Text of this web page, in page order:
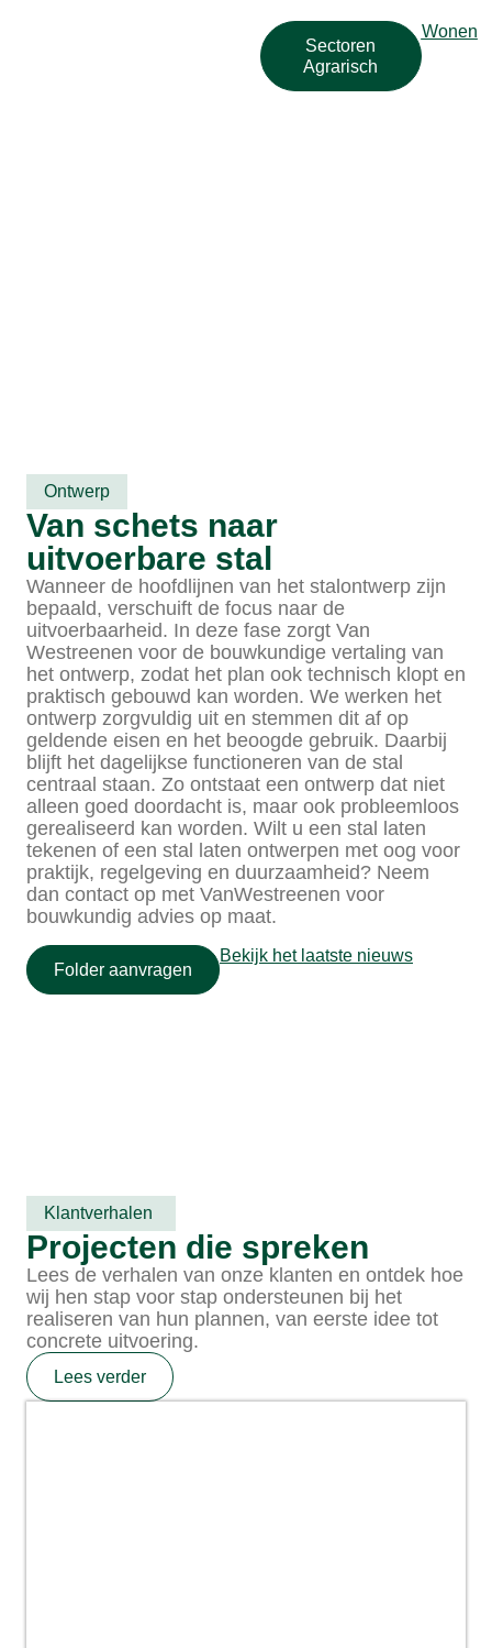
Sectoren
Agrarisch
Wonen
Ontwerp
Van schets naar
uitvoerbare stal
Wanneer de hoofdlijnen van het stalontwerp zijn
bepaald, verschuift de focus naar de
uitvoerbaarheid. In deze fase zorgt Van
Westreenen voor de bouwkundige vertaling van
het ontwerp, zodat het plan ook technisch klopt en
praktisch gebouwd kan worden. We werken het
ontwerp zorgvuldig uit en stemmen dit af op
geldende eisen en het beoogde gebruik. Daarbij
blijft het dagelijkse functioneren van de stal
centraal staan. Zo ontstaat een ontwerp dat niet
alleen goed doordacht is, maar ook probleemloos
gerealiseerd kan worden. Wilt u een stal laten
tekenen of een stal laten ontwerpen met oog voor
praktijk, regelgeving en duurzaamheid? Neem
dan contact op met VanWestreenen voor
bouwkundig advies op maat.
Folder aanvragen
Bekijk het laatste nieuws
Klantverhalen
Projecten die spreken
Lees de verhalen van onze klanten en ontdek hoe
wij hen stap voor stap ondersteunen bij het
realiseren van hun plannen, van eerste idee tot
concrete uitvoering.
Lees verder